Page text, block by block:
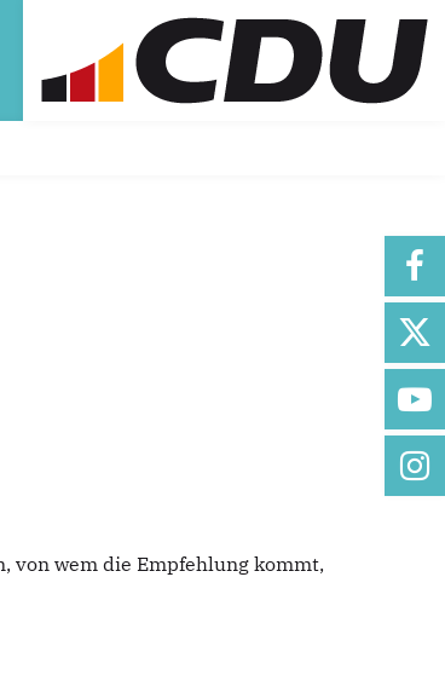
von wem die Empfehlung kommt,